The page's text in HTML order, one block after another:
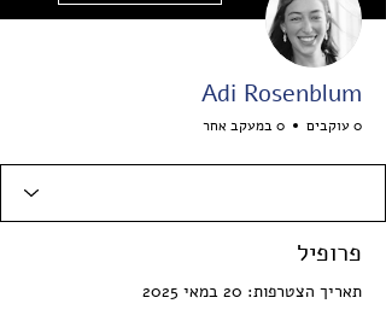
Adi Rosenblum
0 עוקבים 0 במעקב אחר
פרופיל
תאריך הצטרפות: 20 במאי 2025